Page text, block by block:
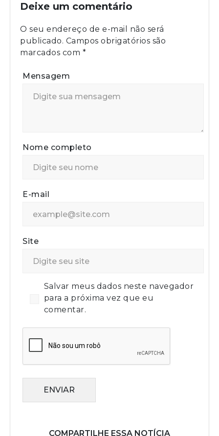
Deixe um comentário
O seu endereço de e-mail não será
publicado. Campos obrigatórios são
marcados com *
Mensagem
Nome completo
E-mail
Site
Salvar meus dados neste navegador
para a próxima vez que eu
comentar.
ENVIAR
COMPARTILHE ESSA NOTÍCIA